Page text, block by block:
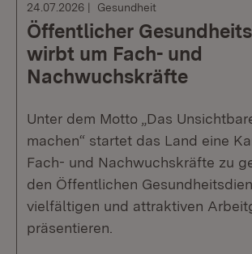
24.07.2026 Gesundheit
Öffentlicher
wirbt um Fach- und
Nachwuchskräfte
Unter dem Motto „Das
machen“ startet das Land eine
Fach- und Nachwuchskräfte zu
den Öffentlichen
vielfältigen und attraktiven
präsentieren.